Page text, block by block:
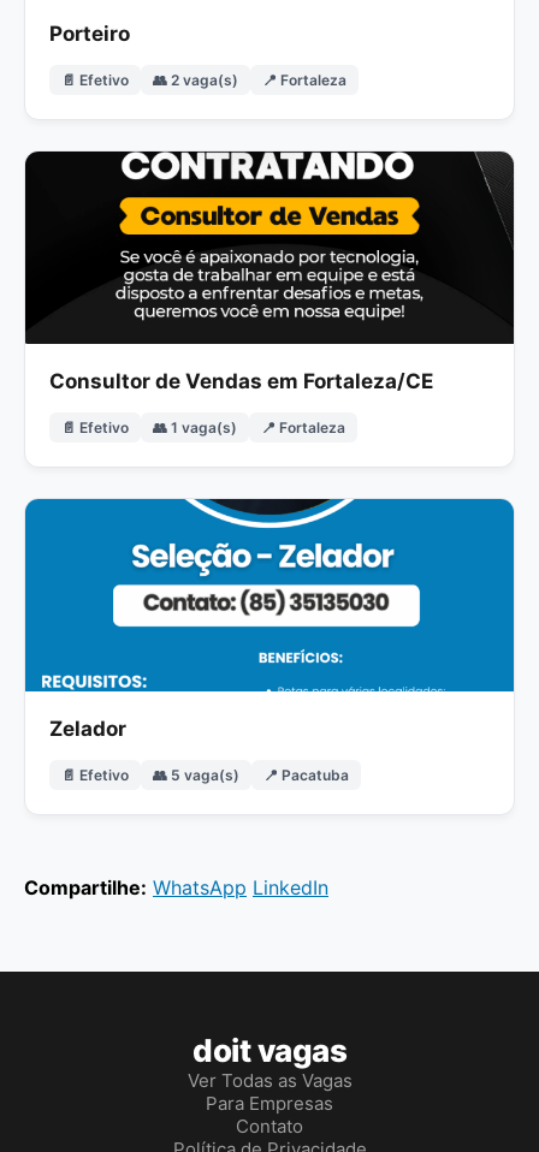
Porteiro
📄 Efetivo 👥 2 vaga(s) 📍 Fortaleza
Consultor de Vendas em Fortaleza/CE
📄 Efetivo 👥 1 vaga(s) 📍 Fortaleza
Zelador
📄 Efetivo 👥 5 vaga(s) 📍 Pacatuba
Compartilhe: WhatsApp LinkedIn
doit vagas
Ver Todas as Vagas
Para Empresas
Contato